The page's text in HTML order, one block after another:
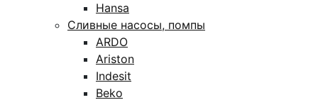
Hansa
Сливные насосы, помпы
ARDO
Ariston
Indesit
Beko